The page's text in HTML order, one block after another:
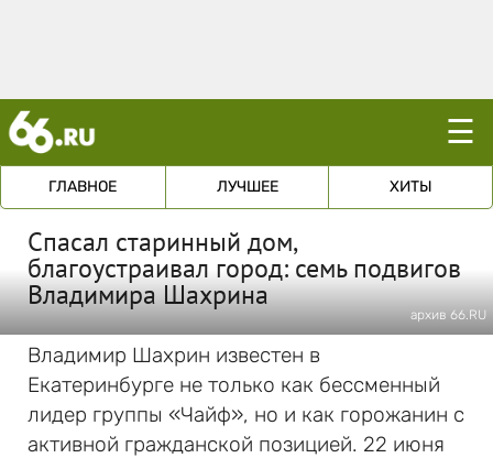
☰
ГЛАВНОЕ ЛУЧШЕЕ ХИТЫ
Спасал старинный дом,
благоустраивал город: семь подвигов
Владимира Шахрина
архив 66.RU
Владимир Шахрин известен в
Екатеринбурге не только как бессменный
лидер группы «Чайф», но и как горожанин с
активной гражданской позицией. 22 июня